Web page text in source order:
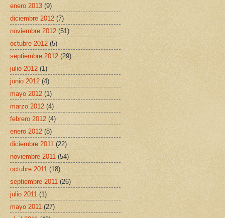
enero 2013 (9)
diciembre 2012 (7)
noviembre 2012 (51)
octubre 2012 (5)
septiembre 2012 (29)
julio 2012 (1)
junio 2012 (4)
mayo 2012 (1)
marzo 2012 (4)
febrero 2012 (4)
enero 2012 (8)
diciembre 2011 (22)
noviembre 2011 (54)
octubre 2011 (18)
septiembre 2011 (26)
julio 2011 (1)
mayo 2011 (27)